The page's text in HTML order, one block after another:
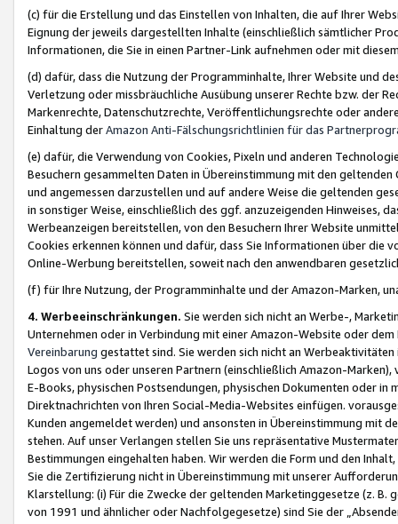
(c) für die Erstellung und das Einstellen von Inhalten, die auf Ihrer
Eignung der jeweils dargestellten Inhalte (einschließlich sämtlicher
Informationen, die Sie in einen Partner-Link aufnehmen oder mit
(d) dafür, dass die Nutzung der Programminhalte, Ihrer Website und
Verletzung oder missbräuchliche Ausübung unserer Rechte bzw. der
Markenrechte, Datenschutzrechte, Veröffentlichungsrechte oder
Einhaltung derAmazon Anti-Fälschungsrichtlinien für das
(e) dafür, die Verwendung von Cookies, Pixeln und anderen
Besuchern gesammelten Daten in Übereinstimmung mit den
und angemessen darzustellen und auf andere Weise die geltenden
in sonstiger Weise, einschließlich des ggf. anzuzeigenden Hinweises,
Werbeanzeigen bereitstellen, von den Besuchern Ihrer Website
Cookies erkennen können und dafür, dass Sie Informationen über die
Online-Werbung bereitstellen, soweit nach den anwendbaren
(f) für Ihre Nutzung, der Programminhalte und der Amazon-Marken,
4. Werbeeinschränkungen. Sie werden sich nicht an Werbe-,
Unternehmen oder in Verbindung mit einer Amazon-Website oder
Vereinbarung gestattet sind. Sie werden sich nicht an
Logos von uns oder unseren Partnern (einschließlich Amazon-
E-Books, physischen Postsendungen, physischen Dokumenten oder in
Direktnachrichten von Ihren Social-Media-Websites einfügen.
Kunden angemeldet werden) und ansonsten in Übereinstimmung mit
stehen. Auf unser Verlangen stellen Sie uns repräsentative
Bestimmungen eingehalten haben. Wir werden die Form und den
Sie die Zertifizierung nicht in Übereinstimmung mit unserer
Klarstellung: (i) Für die Zwecke der geltenden Marketinggesetze (z. B.
von 1991 und ähnlicher oder Nachfolgegesetze) sind Sie der